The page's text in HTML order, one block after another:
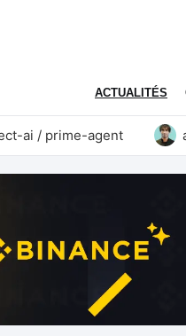
ACTUALITÉS
/ prime-agent